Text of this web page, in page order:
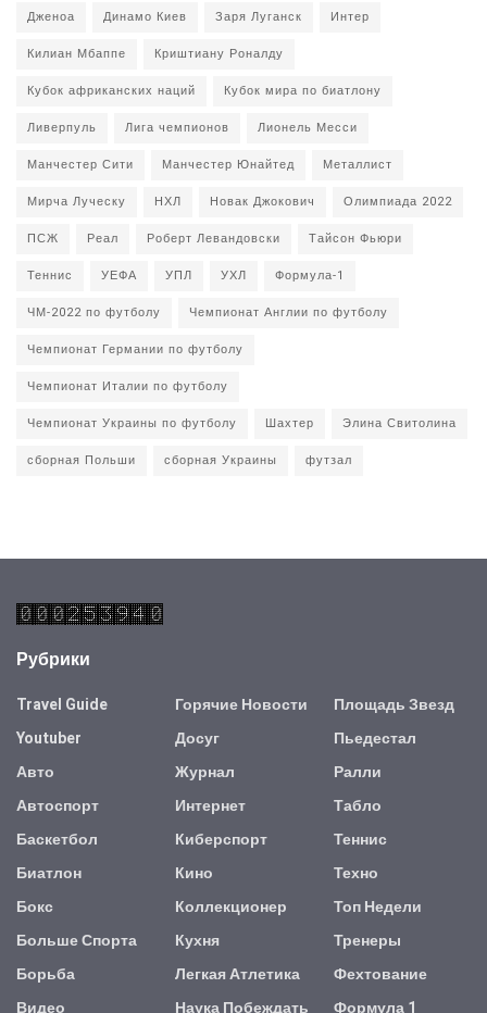
Дженоа
Динамо Киев Заря Луганск
Интер
Килиан Мбаппе
Криштиану Роналду
Кубок африканских наций
Кубок мира по биатлону
Ливерпуль
Лига чемпионов
Лионель Месси
Манчестер Сити
Манчестер Юнайтед
Металлист
Мирча Луческу
НХЛ Новак Джокович
Олимпиада 2022
ПСЖ
Реал Роберт Левандовски
Тайсон Фьюри
Теннис
УЕФА УПЛ УХЛ
Формула-1
ЧМ-2022 по футболу
Чемпионат Англии по футболу
Чемпионат Германии по футболу
Чемпионат Италии по футболу
Чемпионат Украины по футболу
Шахтер
Элина Свитолина
сборная Польши
сборная Украины футзал
Рубрики
Travel Guide
Youtuber
Авто
Автоспорт
Баскетбол
Биатлон
Бокс
Больше Спорта
Борьба
Видео
Горячие Новости
Досуг
Журнал
Интернет
Киберспорт
Кино
Коллекционер
Кухня
Легкая Атлетика
Наука Побеждать
Площадь Звезд
Пьедестал
Ралли
Табло
Теннис
Техно
Топ Недели
Тренеры
Фехтование
Формула 1